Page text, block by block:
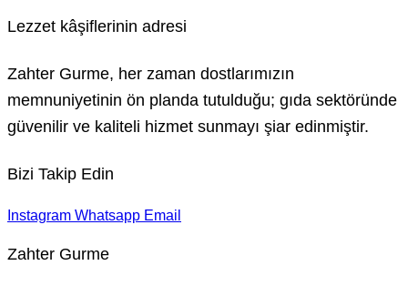
Lezzet kâşiflerinin adresi
Zahter Gurme, her zaman dostlarımızın
memnuniyetinin ön planda tutulduğu; gıda sektöründe
güvenilir ve kaliteli hizmet sunmayı şiar edinmiştir.
Bizi Takip Edin
Instagram Whatsapp Email
Zahter Gurme